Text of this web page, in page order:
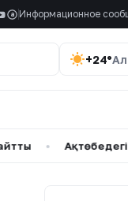
a Информационное
+24°
Ақтөбедегі